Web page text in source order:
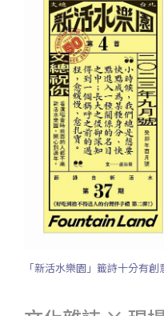
「新活水樂園」籤詩十分有創